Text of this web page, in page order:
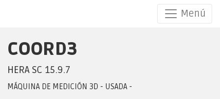
Menú
COORD3 HERA SC 15.9.7
COORD3
HERA SC 15.9.7
MÁQUINA DE MEDICIÓN 3D - USADA -